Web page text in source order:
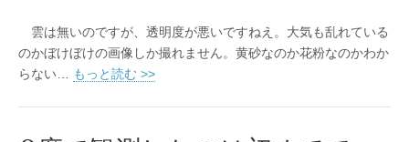
雲は無いのですが、透明度が悪いですねえ。大気も乱れている
のかぼけぼけの画像しか撮れません。黄砂なのか花粉なのかわか
らない…
もっと読む >>